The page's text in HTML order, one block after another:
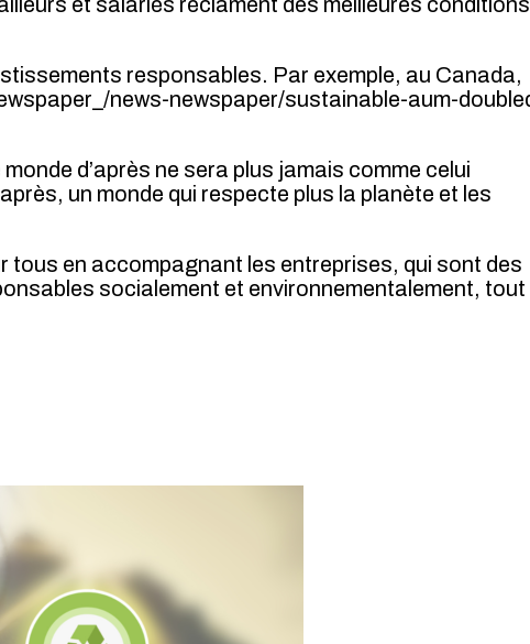
responsables. Par exemple, au Canada,
news-newspaper/sustainable-aum-
d’après ne sera plus jamais comme celui
un monde qui respecte plus la planète et les
tous en accompagnant les entreprises, qui sont des
socialement et environnementalement, tout